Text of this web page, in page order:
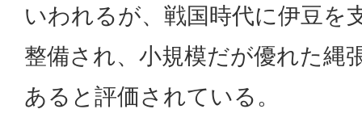
いわれるが、戦国時代に伊豆を
整備され、小規模だが優れた縄
あると評価されている。